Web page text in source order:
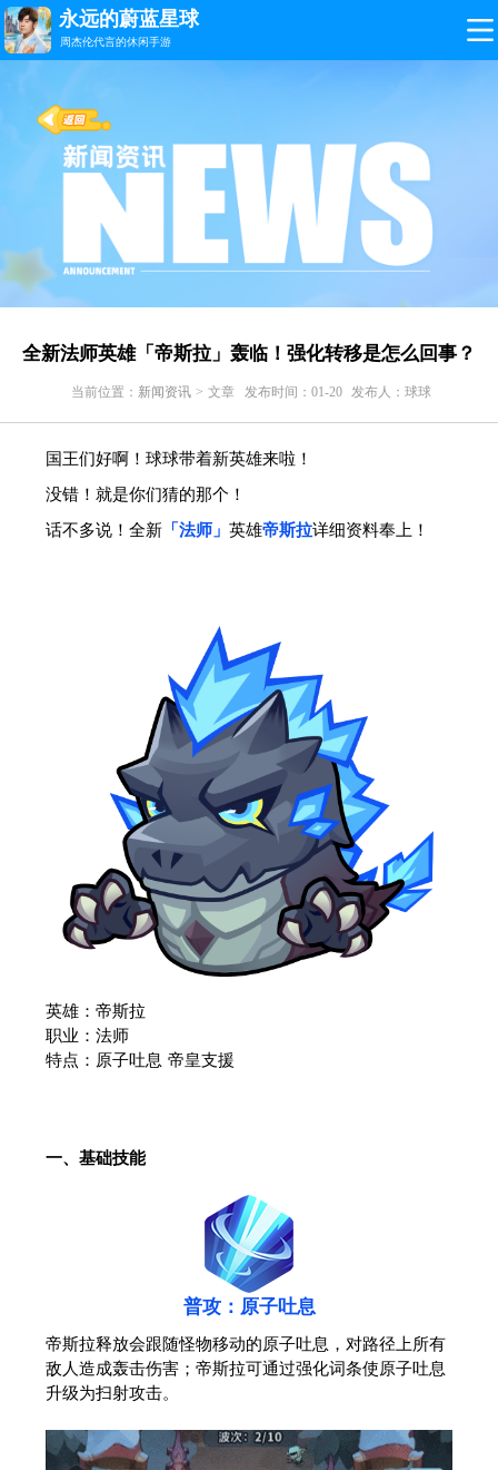
永远的蔚蓝星球
周杰伦代言的休闲手游
全新法师英雄「帝斯拉」轰临！强化转移是怎么回事？
当前位置： 新闻资讯 > 文章 发布时间：01-20 发布人：球球
国王们好啊！球球带着新英雄来啦！
没错！就是你们猜的那个！
话不多说！全新「法师」 英雄帝斯拉详细资料奉上！
英雄：帝斯拉
职业：法师
特点：原子吐息 帝皇支援
一、基础技能
普攻：原子吐息
帝斯拉释放会跟随怪物移动的原子吐息，对路径上所有
敌人造成轰击伤害；帝斯拉可通过强化词条使原子吐息
升级为扫射攻击。